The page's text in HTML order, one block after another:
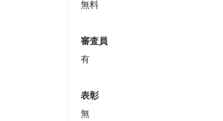
無料
審査員
有
表彰
無